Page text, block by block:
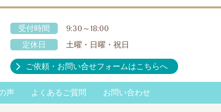
受付時間
9:30～18:00
定休日
土曜・日曜・祝日
ご依頼・お問い合せフォームはこちらへ
声 よくあるご質問 お問い合わせ